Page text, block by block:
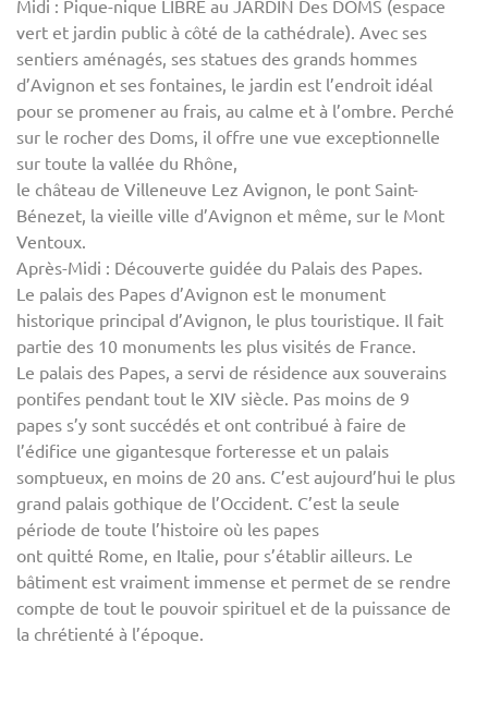
Midi : Pique-nique LIBRE au JARDIN Des DOMS (espace
vert et jardin public à côté de la cathédrale). Avec ses
sentiers aménagés, ses statues des grands hommes
d’Avignon et ses fontaines, le jardin est l’endroit idéal
pour se promener au frais, au calme et à l’ombre. Perché
sur le rocher des Doms, il offre une vue exceptionnelle
sur toute la vallée du Rhône,
le château de Villeneuve Lez Avignon, le pont Saint-
Bénezet, la vieille ville d’Avignon et même, sur le Mont
Ventoux.
Après-Midi : Découverte guidée du Palais des Papes.
Le palais des Papes d’Avignon est le monument
historique principal d’Avignon, le plus touristique. Il fait
partie des 10 monuments les plus visités de France.
Le palais des Papes, a servi de résidence aux souverains
pontifes pendant tout le XIV siècle. Pas moins de 9
papes s’y sont succédés et ont contribué à faire de
l’édifice une gigantesque forteresse et un palais
somptueux, en moins de 20 ans. C’est aujourd’hui le plus
grand palais gothique de l’Occident. C’est la seule
période de toute l’histoire où les papes
ont quitté Rome, en Italie, pour s’établir ailleurs. Le
bâtiment est vraiment immense et permet de se rendre
compte de tout le pouvoir spirituel et de la puissance de
la chrétienté à l’époque.